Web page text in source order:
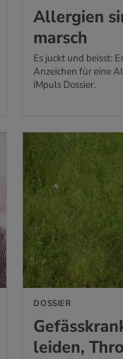
All­er­gi­en
marsch
Es juckt und beisst:
Anzeichen für eine
iMpuls Dossier.
DOSSIER
lei­den,
MEHR ERFAHREN